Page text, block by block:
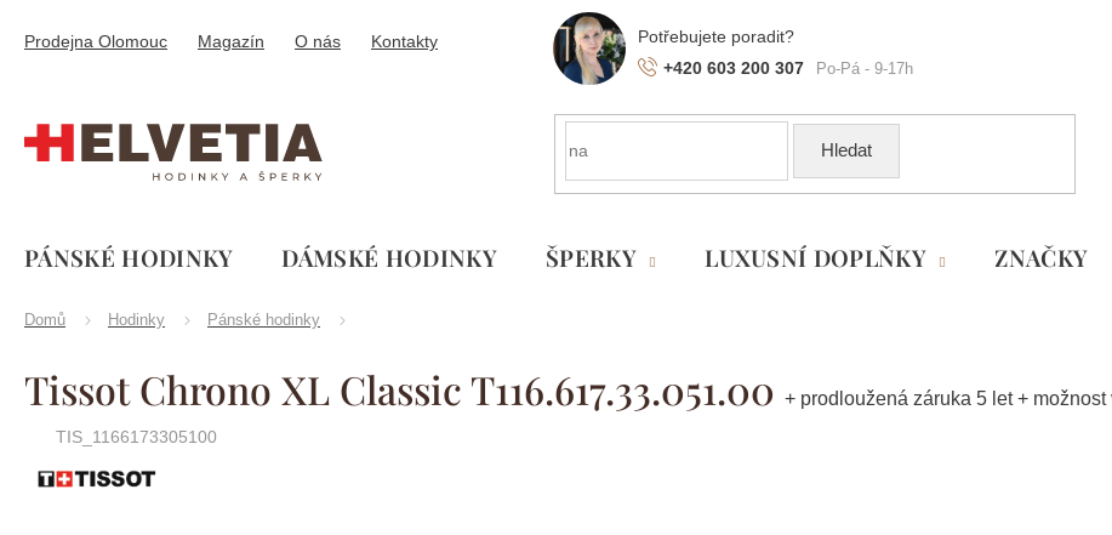
obsah
+420 603 200 307
Prodejna Olomouc Magazín O nás Kontakty
Hledat
PÁNSKÉ HODINKY DÁMSKÉ HODINKY ŠPERKY LUXUSNÍ DOPLŇKY ZNAČKY
Domů Hodinky Pánské hodinky
Tissot Chrono XL Classic T116.617.33.051.00 + prodloužená záruka 5 let +
TIS_1166173305100
Značka:Tissot